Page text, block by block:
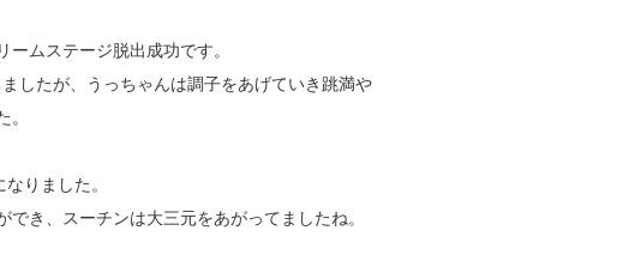
ムステージ脱出成功です。
したが、うっちゃんは調子をあげていき跳満や
りました。
き、スーチンは大三元をあがってましたね。